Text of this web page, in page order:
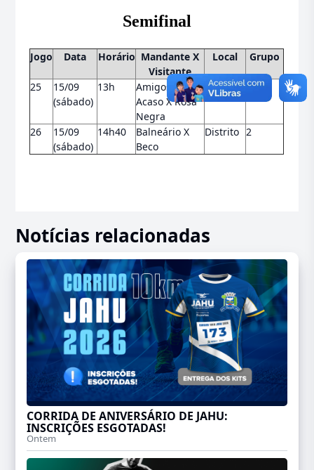
Semifinal
Jogo Data Horário Mandante X
Visitante
Local Grupo
25
15/09
(sábado)
13h
Amigos por
Acaso X Rosa
Negra
Distrito 1
26
15/09
(sábado)
14h40
Balneário X
Beco
Distrito 2
Notícias relacionadas
CORRIDA DE ANIVERSÁRIO DE JAHU:
INSCRIÇÕES ESGOTADAS!
Ontem